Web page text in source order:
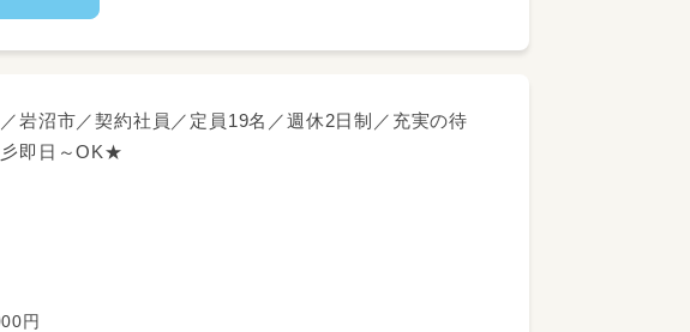
岩沼市／契約社員／定員19名／週休2日制／充実の待
即日～OK★
円